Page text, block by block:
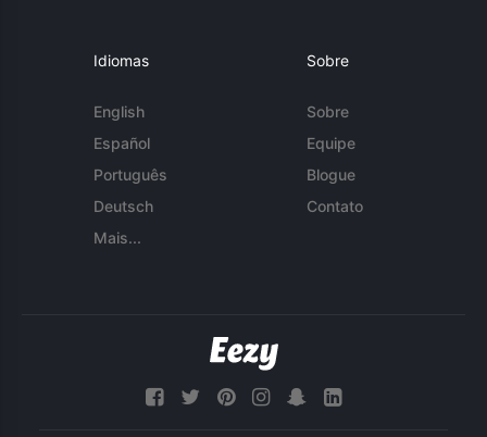
Idiomas
English
Español
Português
Deutsch
Mais...
Sobre
Sobre
Equipe
Blogue
Contato